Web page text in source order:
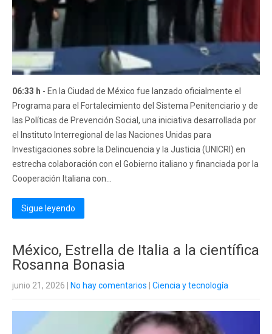
06:33 h - En la Ciudad de México fue lanzado oficialmente el
Programa para el Fortalecimiento del Sistema Penitenciario y de
las Políticas de Prevención Social, una iniciativa desarrollada por
el Instituto Interregional de las Naciones Unidas para
Investigaciones sobre la Delincuencia y la Justicia (UNICRI) en
estrecha colaboración con el Gobierno italiano y financiada por la
Cooperación Italiana con...
Sigue leyendo
México, Estrella de Italia a la científica
Rosanna Bonasia
junio 21, 2026 No hay comentarios Ciencia y tecnología